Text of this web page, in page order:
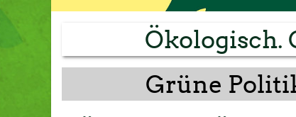
Ökologisch.
Grüne